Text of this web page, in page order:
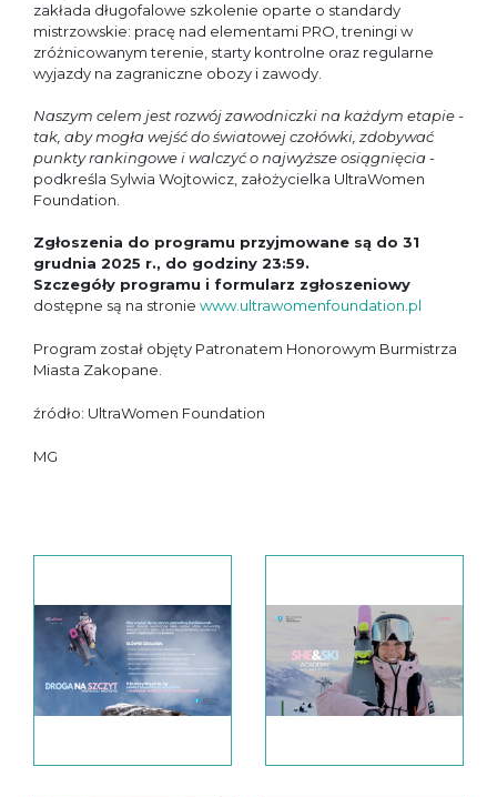
zakłada długofalowe szkolenie oparte o standardy
mistrzowskie: pracę nad elementami PRO, treningi w
zróżnicowanym terenie, starty kontrolne oraz regularne
wyjazdy na zagraniczne obozy i zawody.
Naszym celem jest rozwój zawodniczki na każdym etapie -
tak, aby mogła wejść do światowej czołówki, zdobywać
punkty rankingowe i walczyć o najwyższe osiągnięcia-
podkreśla Sylwia Wojtowicz, założycielka UltraWomen
Foundation.
Zgłoszenia do programu przyjmowane są do 31
grudnia 2025 r., do godziny 23:59.
Szczegóły programu i formularz zgłoszeniowy
dostępne są na stronie www.ultrawomenfoundation.pl
Program został objęty Patronatem Honorowym Burmistrza
Miasta Zakopane.
źródło: UltraWomen Foundation
MG